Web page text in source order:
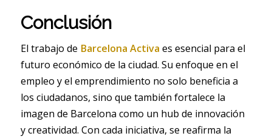
Conclusión
El trabajo de Barcelona Activa es esencial para el
futuro económico de la ciudad. Su enfoque en el
empleo y el emprendimiento no solo beneficia a
los ciudadanos, sino que también fortalece la
imagen de Barcelona como un hub de innovación
y creatividad. Con cada iniciativa, se reafirma la